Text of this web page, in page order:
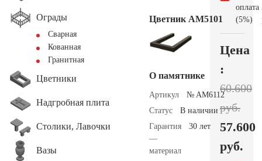
Ограды
Сварная
Кованная
Гранитная
Цветники
Надгробная плита
Столики, Лавочки
Вазы
Цветник АМ5101
О памятнике
Артикул
№ AM6112
Статус
В наличии
Гарантия
—
материал
30 лет
оплата
(5%)
Цена
:
60.600
руб.
57.600
руб.